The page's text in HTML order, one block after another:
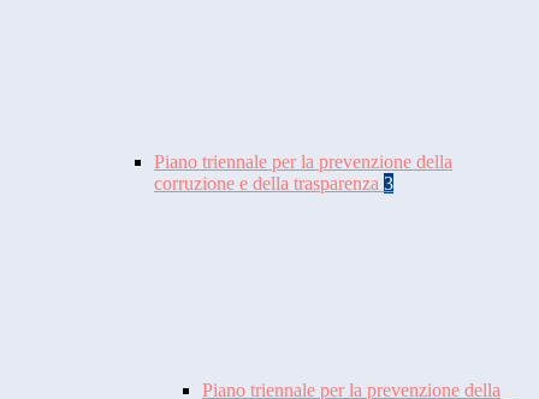
Piano triennale per la prevenzione della
corruzione e della trasparenza 3
Piano triennale per la prevenzione della